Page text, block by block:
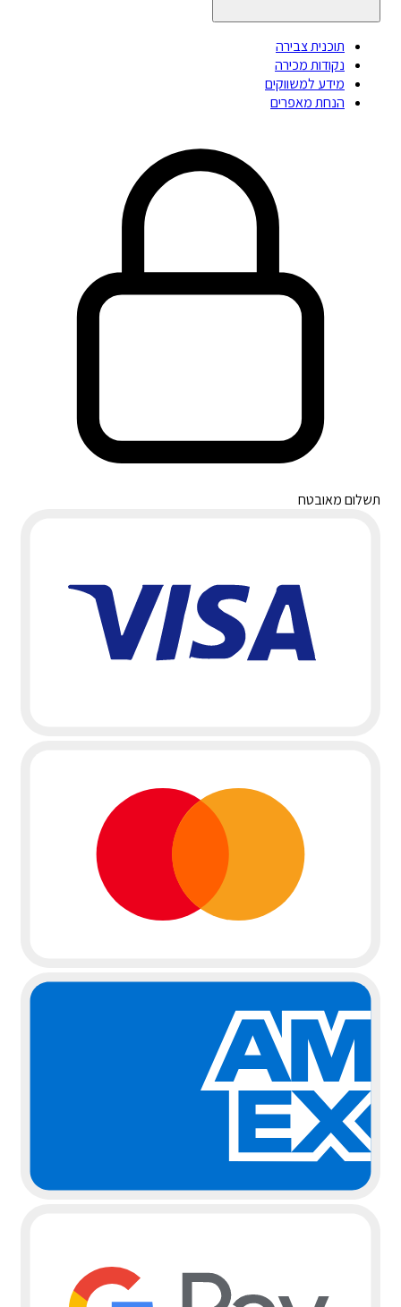
תוכנית צבירה
נקודות מכירה
מידע למשווקים
הנחת מאפרים
תשלום מאובטח